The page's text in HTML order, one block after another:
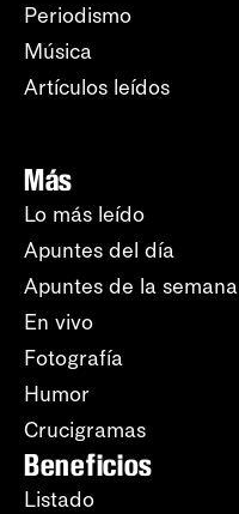
Periodismo
Música
Artículos leídos
Más
Lo más leído
Apuntes del día
Apuntes de la semana
En vivo
Fotografía
Humor
Crucigramas
Beneficios
Listado